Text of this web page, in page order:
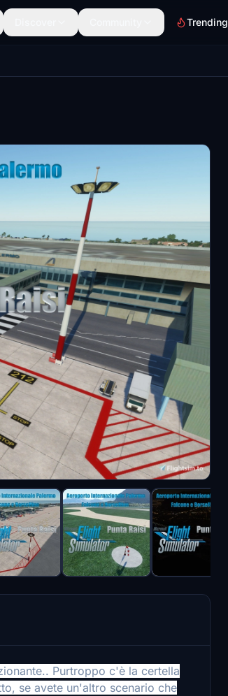
Trending
Purtroppo c'è la certella
se avete un'altro scenario che